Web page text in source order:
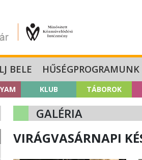
BELE HŰSÉGPROGRAMUNK
KLUB TÁBOROK
GALÉRIA
VIRÁGVASÁRNAPI